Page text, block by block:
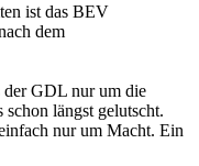
ist das BEV
dem
der GDL nur um die
längst gelutscht.
nur um Macht. Ein